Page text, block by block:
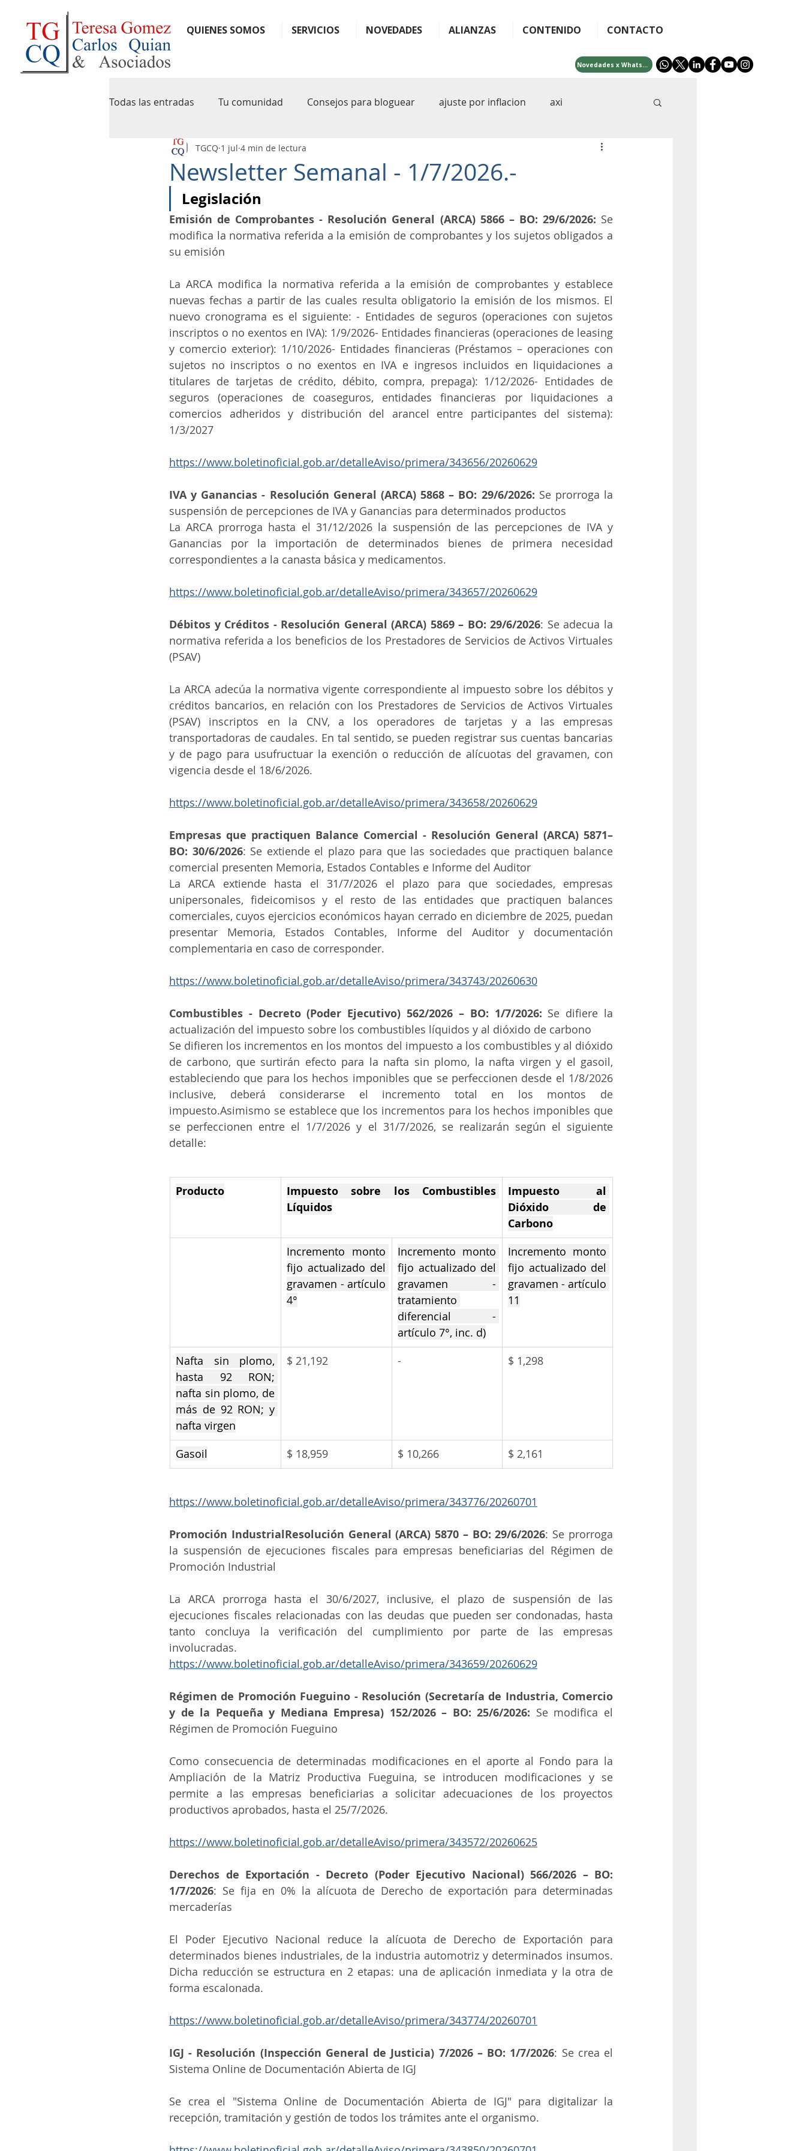
QUIENES SOMOS SERVICIOS NOVEDADES ALIANZAS CONTENIDO CONTACTO
Novedades x WhatsApp
Todas las entradas Tu comunidad Consejos para bloguear ajuste por inflacion axi
notas de credito newsletter monotributo
agip caba
precios de transferencia inteligencia artificial
COVID-19 tecnologia
Newsletter Semanal - 1/7/2026.-
TGCQ 1 jul 4 min de lectura
Legislación
Emisión de Comprobantes - Resolución General (ARCA) 5866 – BO: 29/6/2026: Se
modifica la normativa referida a la emisión de comprobantes y los sujetos obligados a
su emisión
La ARCA modifica la normativa referida a la emisión de comprobantes y establece
nuevas fechas a partir de las cuales resulta obligatorio la emisión de los mismos. El
nuevo cronograma es el siguiente: - Entidades de seguros (operaciones con sujetos
inscriptos o no exentos en IVA): 1/9/2026- Entidades financieras (operaciones de leasing
y comercio exterior): 1/10/2026- Entidades financieras (Préstamos – operaciones con
sujetos no inscriptos o no exentos en IVA e ingresos incluidos en liquidaciones a
titulares de tarjetas de crédito, débito, compra, prepaga): 1/12/2026- Entidades de
seguros (operaciones de coaseguros, entidades financieras por liquidaciones a
comercios adheridos y distribución del arancel entre participantes del sistema):
1/3/2027
https://www.boletinoficial.gob.ar/detalleAviso/primera/343656/20260629
IVA y Ganancias - Resolución General (ARCA) 5868 – BO: 29/6/2026: Se prorroga la
suspensión de percepciones de IVA y Ganancias para determinados productos
La ARCA prorroga hasta el 31/12/2026 la suspensión de las percepciones de IVA y
Ganancias por la importación de determinados bienes de primera necesidad
correspondientes a la canasta básica y medicamentos.
https://www.boletinoficial.gob.ar/detalleAviso/primera/343657/20260629
Débitos y Créditos - Resolución General (ARCA) 5869 – BO: 29/6/2026: Se adecua la
normativa referida a los beneficios de los Prestadores de Servicios de Activos Virtuales
(PSAV)
La ARCA adecúa la normativa vigente correspondiente al impuesto sobre los débitos y
créditos bancarios, en relación con los Prestadores de Servicios de Activos Virtuales
(PSAV) inscriptos en la CNV, a los operadores de tarjetas y a las empresas
transportadoras de caudales. En tal sentido, se pueden registrar sus cuentas bancarias
y de pago para usufructuar la exención o reducción de alícuotas del gravamen, con
vigencia desde el 18/6/2026.
https://www.boletinoficial.gob.ar/detalleAviso/primera/343658/20260629
Empresas que practiquen Balance Comercial - Resolución General (ARCA) 5871–
BO: 30/6/2026: Se extiende el plazo para que las sociedades que practiquen balance
comercial presenten Memoria, Estados Contables e Informe del Auditor
La ARCA extiende hasta el 31/7/2026 el plazo para que sociedades, empresas
unipersonales, fideicomisos y el resto de las entidades que practiquen balances
comerciales, cuyos ejercicios económicos hayan cerrado en diciembre de 2025, puedan
presentar Memoria, Estados Contables, Informe del Auditor y documentación
complementaria en caso de corresponder.
https://www.boletinoficial.gob.ar/detalleAviso/primera/343743/20260630
Combustibles - Decreto (Poder Ejecutivo) 562/2026 – BO: 1/7/2026: Se difiere la
actualización del impuesto sobre los combustibles líquidos y al dióxido de carbono
Se difieren los incrementos en los montos del impuesto a los combustibles y al dióxido
de carbono, que surtirán efecto para la nafta sin plomo, la nafta virgen y el gasoil,
estableciendo que para los hechos imponibles que se perfeccionen desde el 1/8/2026
inclusive, deberá considerarse el incremento total en los montos de
impuesto.Asimismo se establece que los incrementos para los hechos imponibles que
se perfeccionen entre el 1/7/2026 y el 31/7/2026, se realizarán según el siguiente
detalle:
Producto
Impuesto sobre los Combustibles
Líquidos
Impuesto al
Dióxido de
Carbono
Incremento monto
fijo actualizado del
gravamen - artículo
4°
Incremento monto
fijo actualizado del
gravamen -
tratamiento
diferencial -
artículo 7°, inc. d)
Incremento monto
fijo actualizado del
gravamen - artículo
11
Nafta sin plomo,
hasta 92 RON;
nafta sin plomo, de
más de 92 RON; y
nafta virgen
$ 21,192 - $ 1,298
Gasoil $ 18,959 $ 10,266 $ 2,161
https://www.boletinoficial.gob.ar/detalleAviso/primera/343776/20260701
Promoción IndustrialResolución General (ARCA) 5870 – BO: 29/6/2026: Se prorroga
la suspensión de ejecuciones fiscales para empresas beneficiarias del Régimen de
Promoción Industrial
La ARCA prorroga hasta el 30/6/2027, inclusive, el plazo de suspensión de las
ejecuciones fiscales relacionadas con las deudas que pueden ser condonadas, hasta
tanto concluya la verificación del cumplimiento por parte de las empresas
involucradas.
https://www.boletinoficial.gob.ar/detalleAviso/primera/343659/20260629
Régimen de Promoción Fueguino - Resolución (Secretaría de Industria, Comercio
y de la Pequeña y Mediana Empresa) 152/2026 – BO: 25/6/2026: Se modifica el
Régimen de Promoción Fueguino
Como consecuencia de determinadas modificaciones en el aporte al Fondo para la
Ampliación de la Matriz Productiva Fueguina, se introducen modificaciones y se
permite a las empresas beneficiarias a solicitar adecuaciones de los proyectos
productivos aprobados, hasta el 25/7/2026.
https://www.boletinoficial.gob.ar/detalleAviso/primera/343572/20260625
Derechos de Exportación - Decreto (Poder Ejecutivo Nacional) 566/2026 – BO:
1/7/2026: Se fija en 0% la alícuota de Derecho de exportación para determinadas
mercaderías
El Poder Ejecutivo Nacional reduce la alícuota de Derecho de Exportación para
determinados bienes industriales, de la industria automotriz y determinados insumos.
Dicha reducción se estructura en 2 etapas: una de aplicación inmediata y la otra de
forma escalonada.
https://www.boletinoficial.gob.ar/detalleAviso/primera/343774/20260701
IGJ - Resolución (Inspección General de Justicia) 7/2026 – BO: 1/7/2026: Se crea el
Sistema Online de Documentación Abierta de IGJ
Se crea el "Sistema Online de Documentación Abierta de IGJ" para digitalizar la
recepción, tramitación y gestión de todos los trámites ante el organismo.